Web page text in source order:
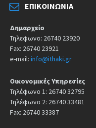
ΕΠΙΚΟΙΝΩΝΊΑ
Δημαρχείο
Τηλεφωνο: 26740 23920
Fax: 26740 23921
e-mail: info@ithaki.gr
Οικονομικές Υπηρεσίες
Τηλέφωνο 1: 26740 32795
Τηλέφωνο 2: 26740 33481
Fax: 26740 33387